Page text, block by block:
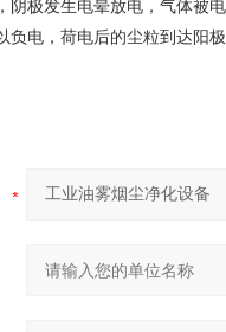
阴极发生电晕放电，气体被
负电，荷电后的尘粒到达阳